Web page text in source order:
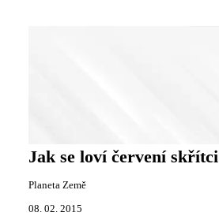
Jak se loví červení skřítci
Planeta Země
08. 02. 2015